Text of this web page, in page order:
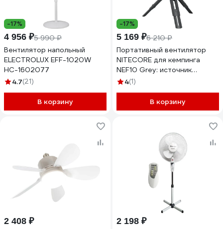
-17%
4 956 ₽5 990 ₽
Вентилятор напольный
ELECTROLUX EFF-1020W
НС-1602077
4.7(21)
В корзину
-17%
5 169 ₽6 210 ₽
Портативный вентилятор
NITECORE для кемпинга
NEF10 Grey: источник
питания 10000 мАч 22562
4(1)
В корзину
2 408 ₽ 2 198 ₽